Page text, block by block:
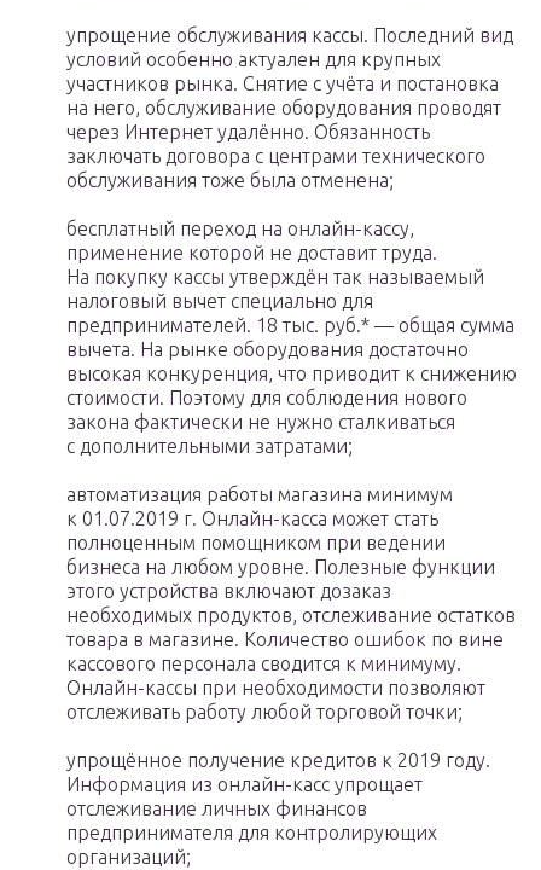
упрощение обслуживания кассы. Последний вид
условий особенно актуален для крупных
участников рынка. Снятие с учёта и постановка
на него, обслуживание оборудования проводят
через Интернет удалённо. Обязанность
заключать договора с центрами технического
обслуживания тоже была отменена;
бесплатный переход на онлайн-кассу,
применение которой не доставит труда.
На покупку кассы утверждён так называемый
налоговый вычет специально для
предпринимателей. 18 тыс. руб.* — общая сумма
вычета. На рынке оборудования достаточно
высокая конкуренция, что приводит к снижению
стоимости. Поэтому для соблюдения нового
закона фактически не нужно сталкиваться
с дополнительными затратами;
автоматизация работы магазина минимум
к 01.07.2019 г. Онлайн-касса может стать
полноценным помощником при ведении
бизнеса на любом уровне. Полезные функции
этого устройства включают дозаказ
необходимых продуктов, отслеживание остатков
товара в магазине. Количество ошибок по вине
кассового персонала сводится к минимуму.
Онлайн-кассы при необходимости позволяют
отслеживать работу любой торговой точки;
упрощённое получение кредитов к 2019 году.
Информация из онлайн-касс упрощает
отслеживание личных финансов
предпринимателя для контролирующих
организаций;